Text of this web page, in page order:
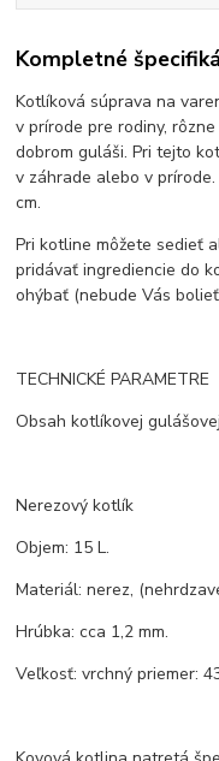
Kompletné
Kotlíková súprava na
v prírode pre rodiny,
dobrom guláši. Pri tejto
v záhrade alebo v
cm.
Pri kotline môžete sedieť
pridávať ingrediencie do
ohýbať (nebude Vás
TECHNICKÉ PARAMETRE
Obsah kotlíkovej
Nerezový kotlík
Objem: 15 L.
Materiál: nerez,
Hrúbka: cca 1,2 mm.
Veľkosť: vrchný priemer: